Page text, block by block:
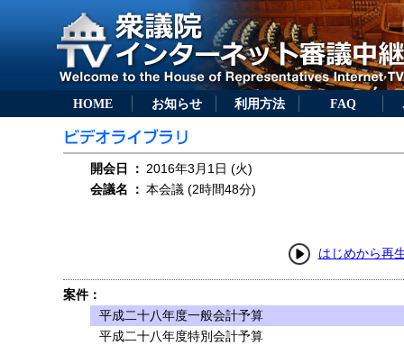
HOME お知らせ 利用方法 FAQ
開会日 ： 2016年3月1日 (火)
会議名
： 本会議 (2時間48分)
はじめから再
案件：
平成二十八年度一般会計予算
平成二十八年度特別会計予算